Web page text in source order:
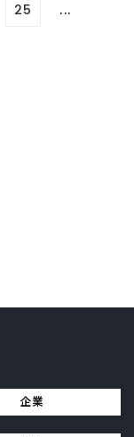
25 ...
企業